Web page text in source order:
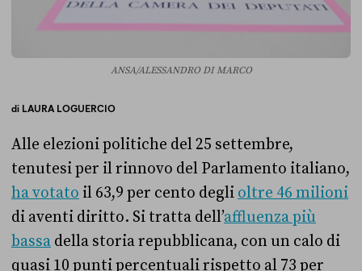
ANSA/ALESSANDRO DI MARCO
di LAURA LOGUERCIO
Alle elezioni politiche del 25 settembre,
tenutesi per il rinnovo del Parlamento italiano,
ha votato il 63,9 per cento degli oltre 46 milioni
di aventi diritto. Si tratta dell’affluenza più
bassa della storia repubblicana, con un calo di
quasi 10 punti percentuali rispetto al 73 per